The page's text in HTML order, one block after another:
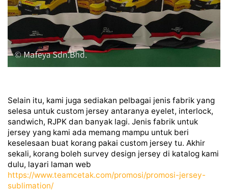
Selain itu, kami juga sediakan pelbagai jenis fabrik yang
selesa untuk custom jersey antaranya eyelet, interlock,
sandwich, RJPK dan banyak lagi. Jenis fabrik untuk
jersey yang kami ada memang mampu untuk beri
keselesaan buat korang pakai custom jersey tu. Akhir
sekali, korang boleh survey design jersey di katalog kami
dulu, layari laman web
https://www.teamcetak.com/promosi/promosi-jersey-
sublimation/